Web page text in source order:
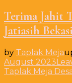
Terima Jahit
Jatiasih Bekasi
by Taplak Meja
August 2023
Taplak Meja